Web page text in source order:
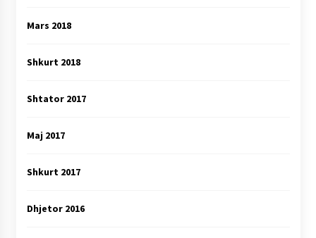
Mars 2018
Shkurt 2018
Shtator 2017
Maj 2017
Shkurt 2017
Dhjetor 2016